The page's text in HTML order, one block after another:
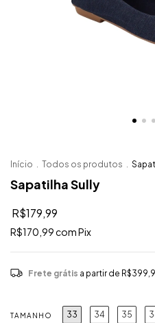
Início . Todos os produtos .
Sapatilha Sully
R$179,99
R$170,99comPix
Frete grátis a partir de
TAMANHO 33 34 35